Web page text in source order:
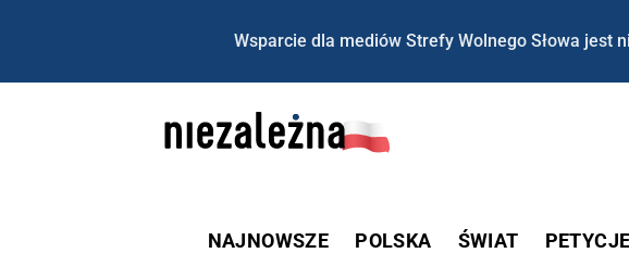
Wsparcie dla mediów Strefy Wolnego Słowa jest
NAJNOWSZE POLSKA ŚWIAT PETYCJE